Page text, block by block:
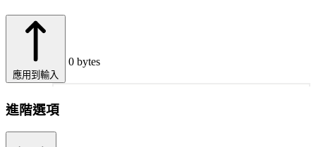
應用到輸入
0 bytes
進階選項